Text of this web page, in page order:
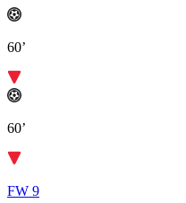
60’
60’
FW 9